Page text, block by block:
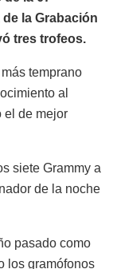
la Grabación
tres trofeos.
temprano
al
el de mejor
siete Grammy a
de la noche
pasado como
los gramófonos